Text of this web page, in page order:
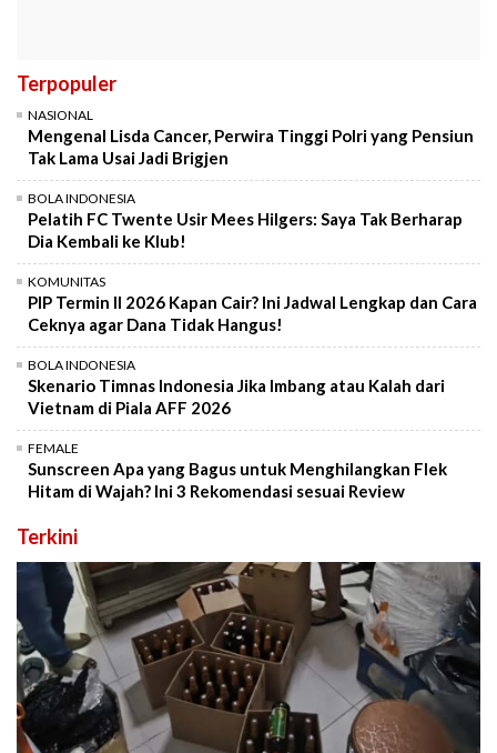
Terpopuler
NASIONAL
Mengenal Lisda Cancer, Perwira Tinggi Polri yang Pensiun
Tak Lama Usai Jadi Brigjen
BOLA INDONESIA
Pelatih FC Twente Usir Mees Hilgers: Saya Tak Berharap
Dia Kembali ke Klub!
KOMUNITAS
PIP Termin II 2026 Kapan Cair? Ini Jadwal Lengkap dan Cara
Ceknya agar Dana Tidak Hangus!
BOLA INDONESIA
Skenario Timnas Indonesia Jika Imbang atau Kalah dari
Vietnam di Piala AFF 2026
FEMALE
Sunscreen Apa yang Bagus untuk Menghilangkan Flek
Hitam di Wajah? Ini 3 Rekomendasi sesuai Review
Terkini